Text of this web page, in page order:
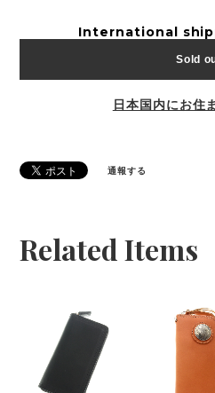
International
Sold
日本国内にお住
通報する
Related Items